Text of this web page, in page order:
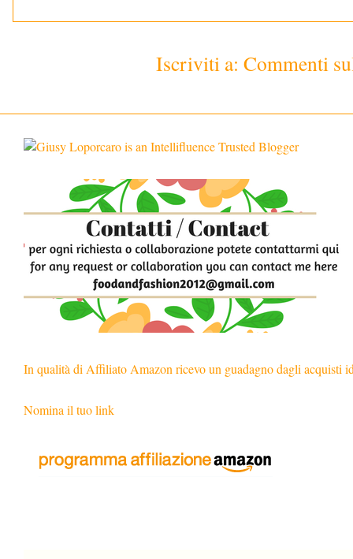
Iscriviti a: Commenti
In qualità di Affiliato Amazon ricevo un guadagno dagli acquisti
Nomina il tuo link